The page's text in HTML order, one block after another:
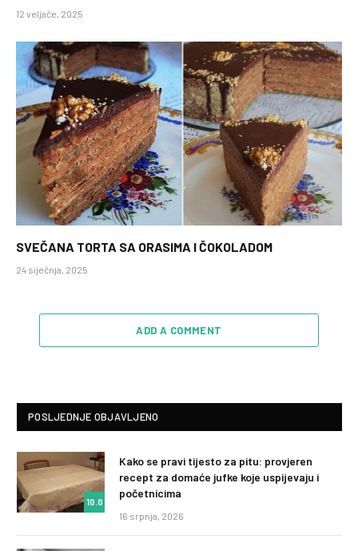
12 veljače, 2025
SVEČANA TORTA SA ORASIMA I ČOKOLADOM
24 siječnja, 2025
ADD A COMMENT
POSLJEDNJE OBJAVLJENO
10.0
Kako se pravi tijesto za pitu: provjeren
recept za domaće jufke koje uspijevaju i
početnicima
16 srpnja, 2026